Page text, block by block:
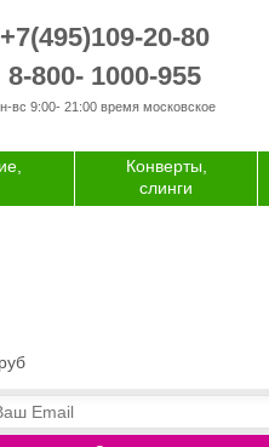
+7(495)109-20-80
8-800- 1000-955
вс 9:00- 21:00 время московское
Конверты,
слинги
руб